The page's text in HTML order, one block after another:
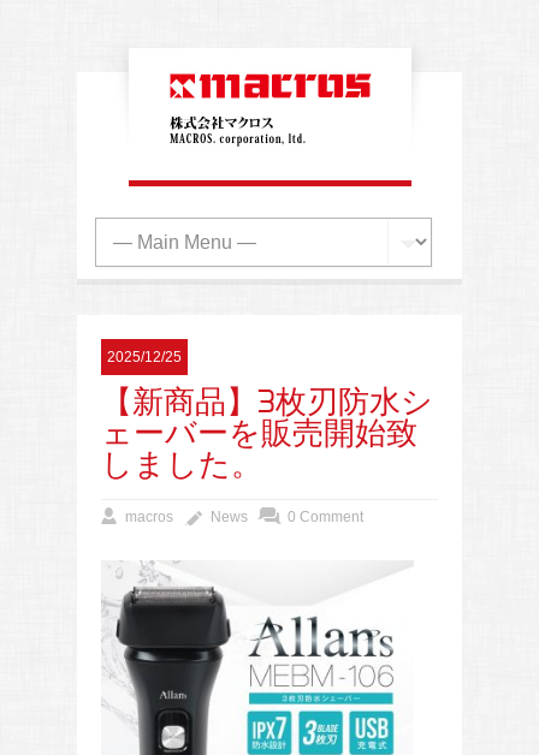
2025/12/25
【新商品】3枚刃防水シ
ェーバーを販売開始致
しました。
macros News 0 Comment